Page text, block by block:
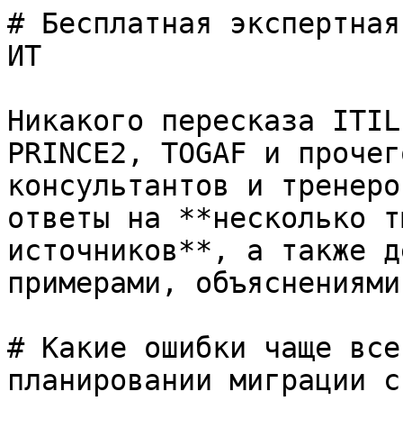
# Бесплатная
ИТ
Никакого пересказа
PRINCE2, TOGAF и
консультантов и
ответы на **несколько
источников**, а также
примерами,
# Какие ошибки чаще
планировании миграции